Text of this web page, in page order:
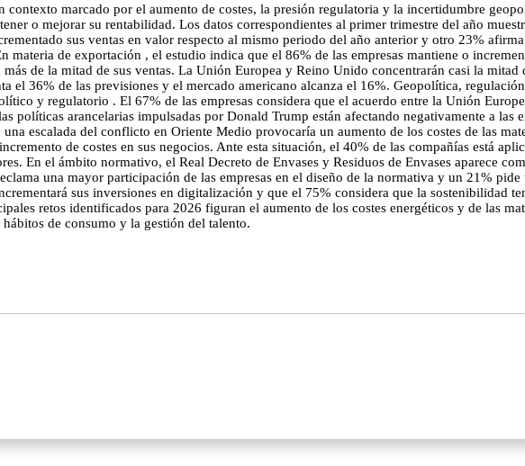
contexto marcado por el aumento de costes, la presión regulatoria y la incertidumbre
o mejorar su rentabilidad. Los datos correspondientes al primer trimestre del año
sus ventas en valor respecto al mismo periodo del año anterior y otro 23%
de exportación , el estudio indica que el 86% de las empresas mantiene o
de la mitad de sus ventas. La Unión Europea y Reino Unido concentrarán casi la mitad
el 36% de las previsiones y el mercado americano alcanza el 16%. Geopolítica,
y regulatorio . El 67% de las empresas considera que el acuerdo entre la Unión
políticas arancelarias impulsadas por Donald Trump están afectando negativamente a las
escalada del conflicto en Oriente Medio provocaría un aumento de los costes de las
de costes en sus negocios. Ante esta situación, el 40% de las compañías está
En el ámbito normativo, el Real Decreto de Envases y Residuos de Envases aparece
una mayor participación de las empresas en el diseño de la normativa y un 21%
sus inversiones en digitalización y que el 75% considera que la sostenibilidad
retos identificados para 2026 figuran el aumento de los costes energéticos y de las
de consumo y la gestión del talento.